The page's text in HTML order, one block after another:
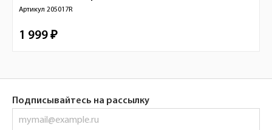
Артикул 205017R
1 999 ₽
Подписывайтесь на рассылку